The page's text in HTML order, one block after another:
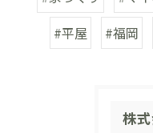
#平屋
#福岡
株